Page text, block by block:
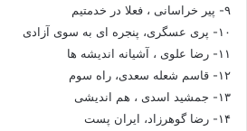
۹- پیر خراسانی ، فعلا در خدمتیم
۱۰- پری عسگری، پنجره ای به سوی آزادی
۱۱- رضا علوی ، آشیانه اندیشه ها
۱۲- قاسم شعله سعدی، راه سوم
۱۳- جمشید اسدی ، هم اندیشی
۱۴- رضا گوهرزاد، ایران پست